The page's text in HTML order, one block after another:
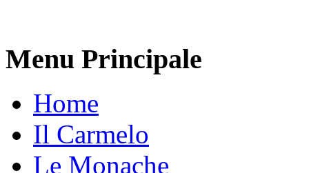
Menu Principale
Home
Il Carmelo
Le Monache